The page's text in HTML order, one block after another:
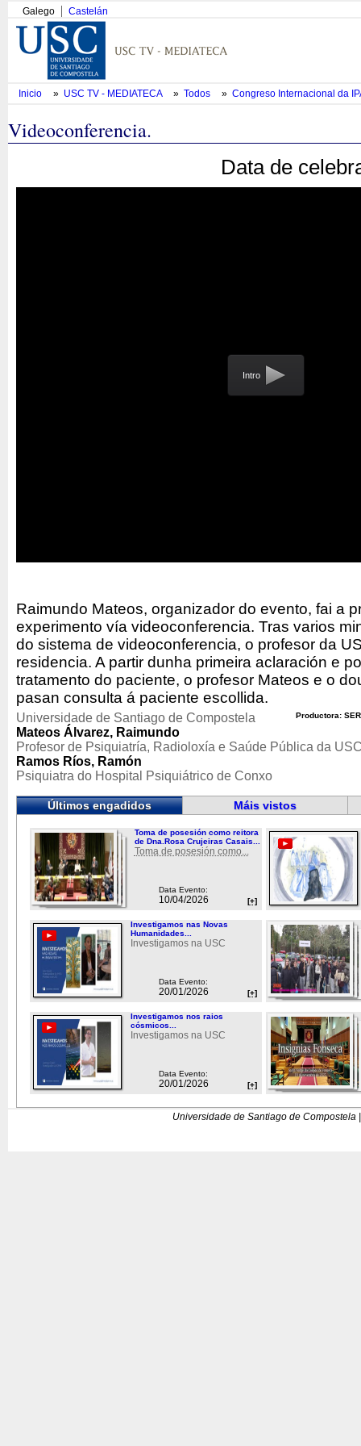
Galego Castelán
Inicio » USC TV - MEDIATECA » Todos » Congreso Internacional da
Videoconferencia.
Data de
Intro
Raimundo Mateos, organizador do evento, fai a
experimento vía videoconferencia. Tras varios
do sistema de videoconferencia, o profesor da
residencia. A partir dunha primeira aclaración e
tratamento do paciente, o profesor Mateos e o
pasan consulta á paciente escollida.
Productora:
Universidade de Santiago de Compostela
Mateos Álvarez, Raimundo
Profesor de Psiquiatría, Radioloxía e Saúde Pública da
Ramos Ríos, Ramón
Psiquiatra do Hospital Psiquiátrico de Conxo
Últimos engadidos Máis vistos
Toma de posesión como reitora
de Dna.Rosa Crujeiras Casais...
Toma de posesión como...
Data Evento:
10/04/2026 [+]
Investigamos nas Novas
Humanidades...
Investigamos na USC
Data Evento:
20/01/2026 [+]
Investigamos nos raios
cósmicos...
Investigamos na USC
Data Evento:
20/01/2026 [+]
Universidade de Santiago de